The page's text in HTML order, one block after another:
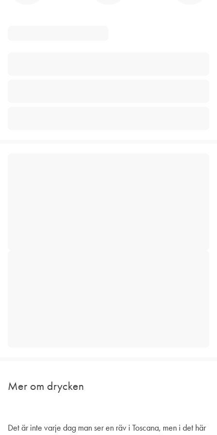
Mer om drycken
Det är inte varje dag man ser en räv i Toscana, men i det här